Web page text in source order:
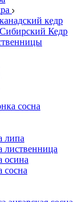
кедр
Кедр
сосна
липа
лиственница
осина
сосна